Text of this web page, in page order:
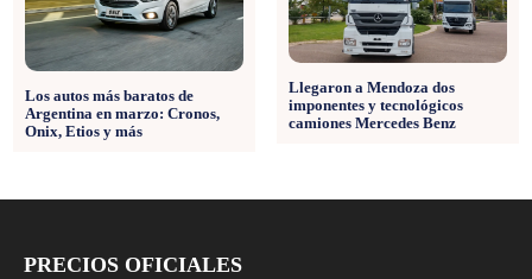
Los autos más baratos de
Argentina en marzo: Cronos,
Onix, Etios y más
Llegaron a Mendoza dos
imponentes y tecnológicos
camiones Mercedes Benz
PRECIOS OFICIALES